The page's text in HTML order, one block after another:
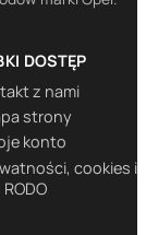
DOSTĘP
z nami
strony
konto
cookies i
RODO